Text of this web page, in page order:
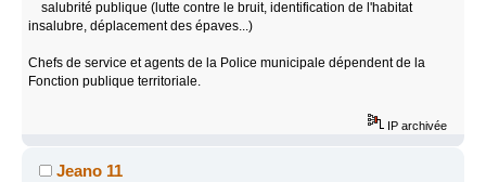
salubrité publique (lutte contre le bruit, identification de l'habitat
insalubre, déplacement des épaves...)
Chefs de service et agents de la Police municipale dépendent de la
Fonction publique territoriale.
IP archivée
Jeano 11